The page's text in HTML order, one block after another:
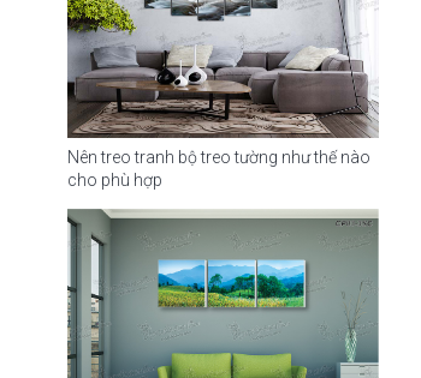
Nên treo tranh bộ treo tường như thế nào
cho phù hợp